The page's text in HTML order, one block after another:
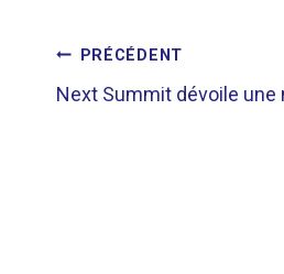
DE
PRÉCÉDENT
Next Summit dévoile une